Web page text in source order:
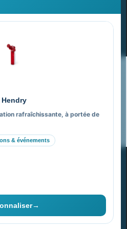
rafraîchissante, à portée de
& événements
→
et nos offres spéciales
global
Pub France
pour moi ?